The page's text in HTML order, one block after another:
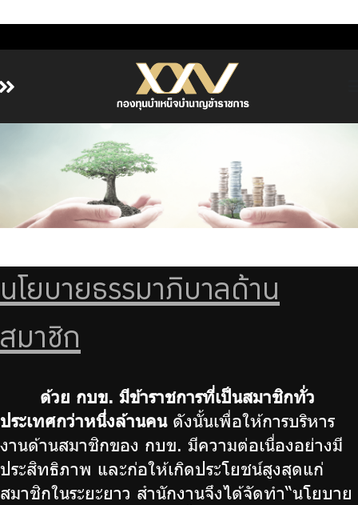
เกี่ยวกับ กบข.
ลงทุน
การบริหารความเสี่ยง
รายงานผลการดำเนินงาน
ข่าวสารและกิจกรรม
บริการเจ้าหน้าที่ส่วนราชการ
ร่วมงานกับเรา
นโยบายธรรมาภิบาลด้าน
สมาชิก
ด้วย กบข. มีข้าราชการที่เป็นสมาชิกทั่ว
ประเทศกว่าหนึ่งล้านคนดังนั้นเพื่อให้การบริหาร
งานด้านสมาชิกของ กบข. มีความต่อเนื่องอย่างมี
ประสิทธิภาพ และก่อให้เกิดประโยชน์สูงสุดแก่
สมาชิกในระยะยาว สำนักงานจึงได้จัดทำ“นโยบาย